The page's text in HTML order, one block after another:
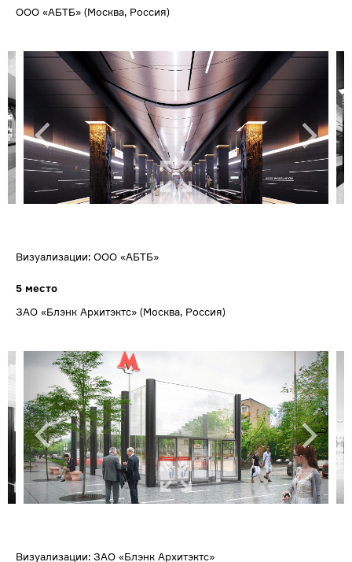
ООО «АБТБ» (Москва, Россия)
Визуализации: ООО «АБТБ»
5 место
ЗАО «Блэнк Архитэктс» (Москва, Россия)
Визуализации: ЗАО «Блэнк Архитэктс»